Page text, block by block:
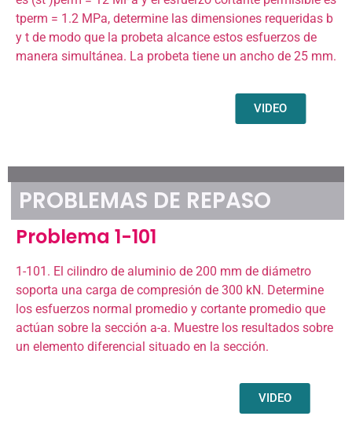
tperm = 1.2 MPa, determine las dimensiones requeridas b
y t de modo que la probeta alcance estos esfuerzos de
manera simultánea. La probeta tiene un ancho de 25 mm.
VIDEO
PROBLEMAS DE REPASO
Problema 1-101
1-101. El cilindro de aluminio de 200 mm de diámetro
soporta una carga de compresión de 300 kN. Determine
los esfuerzos normal promedio y cortante promedio que
actúan sobre la sección a-a. Muestre los resultados sobre
un elemento diferencial situado en la sección.
VIDEO